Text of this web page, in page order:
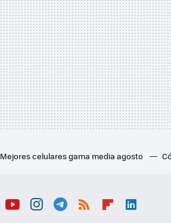
Mejores celulares gama media agosto